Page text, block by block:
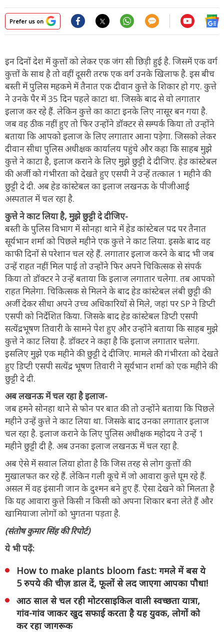
Prefer us on
इन दिनों देश में कुत्तों को लेकर एक जंग सी छिड़ी हुई है. जिसमें एक वर्ग
कुत्तों के साथ है तो वहीं दूसरी तरफ एक वर्ग उनके खिलाफ है. इस बीच
बस्ती में पुलिस महकमे में तैनात एक दीवान कुत्ते के शिकार हो गए. कुत्ते
ने उनके पैर में 35 दिन पहले काटा था. जिसके बाद से वो लगातार
इलाज कर रहे हैं. लेकिन कुत्ते का काटा इनके लिए नासूर बन गया है.
जब वह ठीक नहीं हुए तो फिर उन्होंने डॉक्टर से सम्पर्क किया तो उन्होंने
बताया कि आपको इलाज के लिए लगातार आना पड़ेगा. जिसको लेकर
दीवान सीधा पुलिस अधीक्षक कार्यालय पहुंचे और कहा कि साहब मुझे
कुत्ते ने काटा है, इलाज कराने के लिए मुझे छुट्टी दे दीजिए. हेड कांस्टेबल
की अर्जी को गंभीरता को देखते हुए एसपी ने उन्हें तत्काल 1 महीने की
छुट्टी दे दी. अब हेड कांस्टेबल का इलाज लखनऊ के पीजीआई
अस्पताल में चल रहा है.
कुत्ते ने काट लिया है, मुझे छुट्टी दे दीजिए-
बस्ती के पुलिस विभाग में सोनहा थाने में हेड कांस्टेबल पद पर तैनात
सूर्यभान शर्मा को पिछले महीने एक कुत्ते ने काट लिया. इसके बाद वह
काफी दिनों से परेशान चल रहे हैं. लगातार इलाज करने के बाद भी जब
उन्हें राहत नहीं मिल पाई तो उन्होंने फिर अपने चिकित्सक से संपर्क
किया तो डॉक्टर ने उन्हें बताया कि इलाज लगातार चलेगा. तब आपको
राहत मिलेगा. चिकित्सक से मिलने के बाद हेड कांस्टेबल लंबी छुट्टी की
अर्जी देकर सीधा अपने उच्च अधिकारियों से मिले, जहां पर SP ने डिप्टी
एसपी को निर्देशित किया. जिसके बाद हेड कांस्टेबल डिप्टी एसपी
सत्येंद्रभूषण तिवारी के सामने पेश हुए और उन्होंने बताया कि साहब मुझे
कुत्ते ने काट लिया है. डॉक्टर ने कहा है कि इलाज लगातार चलेगा.
इसलिए मुझे एक महीने की छुट्टी दे दीजिए. मामले की गंभीरता को देखते
हुए डिप्टी एसपी सत्येंद्र भूषण तिवारी ने सूर्यभान शर्मा को एक महीने की
छुट्टी दे दी.
अब लखनऊ में चल रहा है इलाज-
जब हमने सोनहा थाने से फोन पर बात की तो उन्होंने बताया कि पिछले
महीने उन्हें कुत्ते ने काट लिया था. जिसके बाद उनका लगातार इलाज
चल रहा है. इलाज कराने के लिए पुलिस अधीक्षक महोदय ने उन्हें 1
महीने छुट्टी दी है. अब उनका इलाज लखनऊ में चल रहा है.
अब ऐसे में सवाल लिया होता है कि जिस तरह से लोग कुत्तों की
मुखालफत कर रहे हैं. लेकिन गली कूचे में जो आवारा कुत्ते घूम रहे हैं.
असल में वह इंसानी जान के दुश्मन बने हुए हैं. ऐसा देखने को मिलता है
कि यह आवारा कुत्ते किसी न किसी को अपना शिकार बना लेते हैं और
खामियाजा लोगों को भुगतना पड़ता है.
(संतोष कुमार सिंह की रिपोर्ट)
ये भी पढ़ें:
How to make plants bloom fast: गमले में बस ये
5 रुपये की चीज़ डाल दें, फूलों से लद जाएगा आपका पौधा!
आठ साल से चल रही मोटरसाइकिल वाली स्वच्छता यात्रा,
गांव-गांव जाकर खुद सफाई करता है यह युवक, लोगों को
कर रहा जागरूक